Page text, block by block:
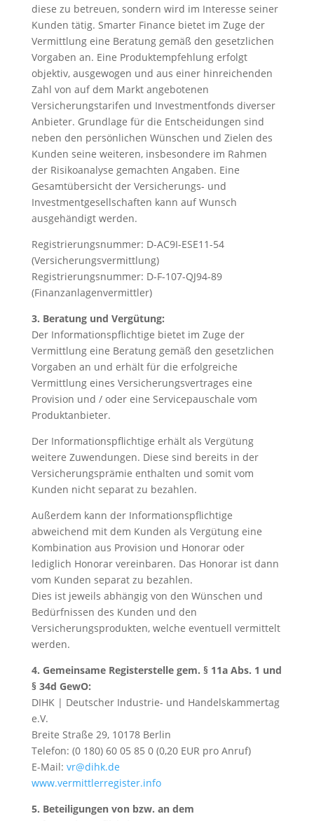
diese zu betreuen, sondern wird im Interesse seiner
Kunden tätig. Smarter Finance bietet im Zuge der
Vermittlung eine Beratung gemäß den gesetzlichen
Vorgaben an. Eine Produktempfehlung erfolgt
objektiv, ausgewogen und aus einer hinreichenden
Zahl von auf dem Markt angebotenen
Versicherungstarifen und Investmentfonds diverser
Anbieter. Grundlage für die Entscheidungen sind
neben den persönlichen Wünschen und Zielen des
Kunden seine weiteren, insbesondere im Rahmen
der Risikoanalyse gemachten Angaben. Eine
Gesamtübersicht der Versicherungs- und
Investmentgesellschaften kann auf Wunsch
ausgehändigt werden.
Registrierungsnummer: D-AC9I-ESE11-54
(Versicherungsvermittlung)
Registrierungsnummer: D-F-107-QJ94-89
(Finanzanlagenvermittler)
3. Beratung und Vergütung:
Der Informationspflichtige bietet im Zuge der
Vermittlung eine Beratung gemäß den gesetzlichen
Vorgaben an und erhält für die erfolgreiche
Vermittlung eines Versicherungsvertrages eine
Provision und / oder eine Servicepauschale vom
Produktanbieter.
Der Informationspflichtige erhält als Vergütung
weitere Zuwendungen. Diese sind bereits in der
Versicherungsprämie enthalten und somit vom
Kunden nicht separat zu bezahlen.
Außerdem kann der Informationspflichtige
abweichend mit dem Kunden als Vergütung eine
Kombination aus Provision und Honorar oder
lediglich Honorar vereinbaren. Das Honorar ist dann
vom Kunden separat zu bezahlen.
Dies ist jeweils abhängig von den Wünschen und
Bedürfnissen des Kunden und den
Versicherungsprodukten, welche eventuell vermittelt
werden.
4. Gemeinsame Registerstelle gem. § 11a Abs. 1 und
§ 34d GewO:
DIHK | Deutscher Industrie- und Handelskammertag
e.V.
Breite Straße 29, 10178 Berlin
Telefon: (0 180) 60 05 85 0 (0,20 EUR pro Anruf)
E-Mail: vr@dihk.de
www.vermittlerregister.info
5. Beteiligungen von bzw. an dem